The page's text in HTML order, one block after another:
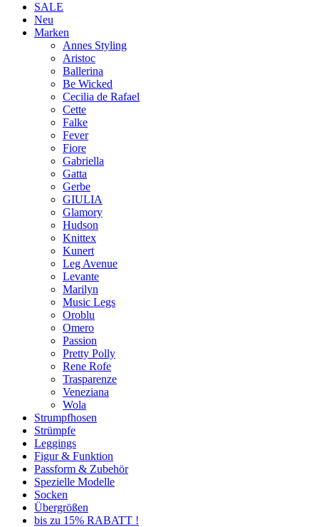
SALE
Neu
Marken
Annes Styling
Aristoc
Ballerina
Be Wicked
Cecilia de Rafael
Cette
Falke
Fever
Fiore
Gabriella
Gatta
Gerbe
GIULIA
Glamory
Hudson
Knittex
Kunert
Leg Avenue
Levante
Marilyn
Music Legs
Oroblu
Omero
Passion
Pretty Polly
Rene Rofe
Trasparenze
Veneziana
Wola
Strumpfhosen
Strümpfe
Leggings
Figur & Funktion
Passform & Zubehör
Spezielle Modelle
Socken
Übergrößen
bis zu 15% RABATT !